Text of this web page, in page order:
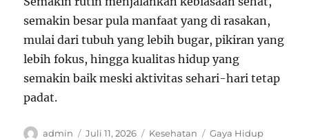
semakin besar pula manfaat yang di rasakan,
mulai dari tubuh yang lebih bugar, pikiran yang
lebih fokus, hingga kualitas hidup yang
semakin baik meski aktivitas sehari-hari tetap
padat.
Author
admin
Posted
Juli 11, 2026 Categories
Kesehatan Tags
Gaya Hidup